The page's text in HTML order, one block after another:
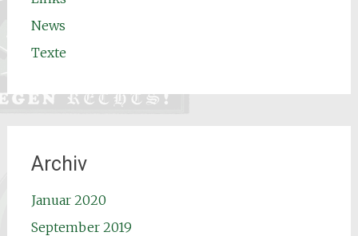
News
Texte
Archiv
Januar 2020
September 2019